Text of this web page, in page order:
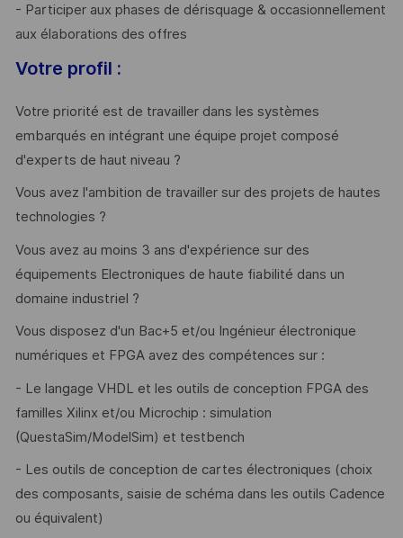
- Participer aux phases de dérisquage & occasionnellement
aux élaborations des offres
Votre profil :
Votre priorité est de travailler dans les systèmes
embarqués en intégrant une équipe projet composé
d'experts de haut niveau ?
Vous avez l'ambition de travailler sur des projets de hautes
technologies ?
Vous avez au moins 3 ans d'expérience sur des
équipements Electroniques de haute fiabilité dans un
domaine industriel ?
Vous disposez d'un Bac+5 et/ou Ingénieur électronique
numériques et FPGA avez des compétences sur :
- Le langage VHDL et les outils de conception FPGA des
familles Xilinx et/ou Microchip : simulation
(QuestaSim/ModelSim) et testbench
- Les outils de conception de cartes électroniques (choix
des composants, saisie de schéma dans les outils Cadence
ou équivalent)